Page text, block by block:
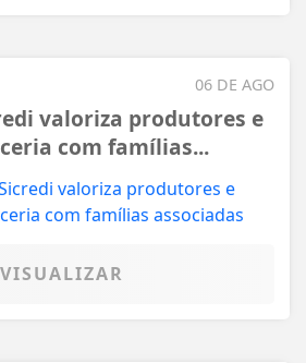
06 DE AGO
valoriza produtores e
com famílias...
VISUALIZAR